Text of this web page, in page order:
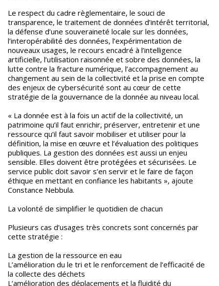
Le respect du cadre règlementaire, le souci de
transparence, le traitement de données d’intérêt territorial,
la défense d’une souveraineté locale sur les données,
l’interopérabilité des données, l’expérimentation de
nouveaux usages, le recours encadré à l’intelligence
artificielle, l’utilisation raisonnée et sobre des données, la
lutte contre la fracture numérique, l’accompagnement au
changement au sein de la collectivité et la prise en compte
des enjeux de cybersécurité sont au cœur de cette
stratégie de la gouvernance de la donnée au niveau local.
« La donnée est à la fois un actif de la collectivité, un
patrimoine qu’il faut enrichir, préserver, entretenir et une
ressource qu’il faut savoir mobiliser et utiliser pour la
définition, la mise en œuvre et l’évaluation des politiques
publiques. La gestion des données est aussi un enjeu
sensible. Elles doivent être protégées et sécurisées. Le
service public doit savoir s’en servir et le faire de façon
éthique en mettant en confiance les habitants », ajoute
Constance Nebbula.
La volonté de simplifier le quotidien de chacun
Plusieurs cas d’usages très concrets sont concernés par
cette stratégie :
La gestion de la ressource en eau
L’amélioration du le tri et le renforcement de l’efficacité de
la collecte des déchets
L’amélioration des déplacements et la fluidité du